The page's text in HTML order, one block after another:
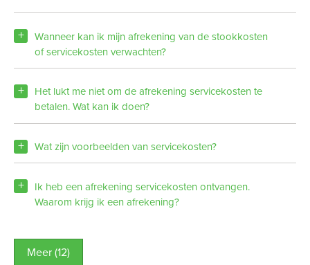
Wanneer kan ik mijn afrekening van de stookkosten
of servicekosten verwachten?
Het lukt me niet om de afrekening servicekosten te
betalen. Wat kan ik doen?
Wat zijn voorbeelden van servicekosten?
Ik heb een afrekening servicekosten ontvangen.
Waarom krijg ik een afrekening?
Meer (12)